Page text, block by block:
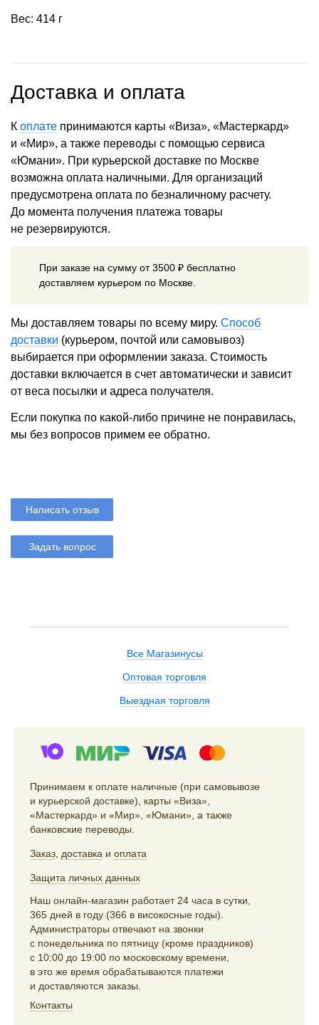
Вес: 414 г
Доставка и оплата
К оплате принимаются карты «Виза», «Мастеркард»
и «Мир», а также переводы с помощью сервиса
«Юмани». При курьерской доставке по Москве
возможна оплата наличными. Для организаций
предусмотрена оплата по безналичному расчету.
До момента получения платежа товары
не резервируются.
При заказе на сумму от 3500 ₽ бесплатно
доставляем курьером по Москве.
Мы доставляем товары по всему миру. Способ
доставки (курьером, почтой или самовывоз)
выбирается при оформлении заказа. Стоимость
доставки включается в счет автоматически и зависит
от веса посылки и адреса получателя.
Если покупка по какой-либо причине не понравилась,
мы без вопросов примем ее обратно.
Написать отзыв
Задать вопрос
Все Магазинусы
Оптовая торговля
Выездная торговля
Принимаем к оплате наличные (при самовывозе
и курьерской доставке), карты «Виза»,
«Мастеркард» и «Мир», «Юмани», а также
банковские переводы.
Заказ доставка и оплата
Защита личных данных
Наш онлайн-магазин работает 24 часа в сутки,
365 дней в году (366 в високосные годы).
Администраторы отвечают на звонки
с понедельника по пятницу (кроме праздников)
с 10:00 до 19:00 по московскому времени,
в это же время обрабатываются платежи
и доставляются заказы.
Контакты